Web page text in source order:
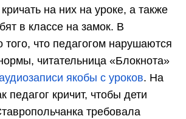
на них на уроке, а также
в классе на замок. В
того, что педагогом нарушаются
читательница «Блокнота»
якобы с уроков. На
педагог кричит, чтобы дети
требовала